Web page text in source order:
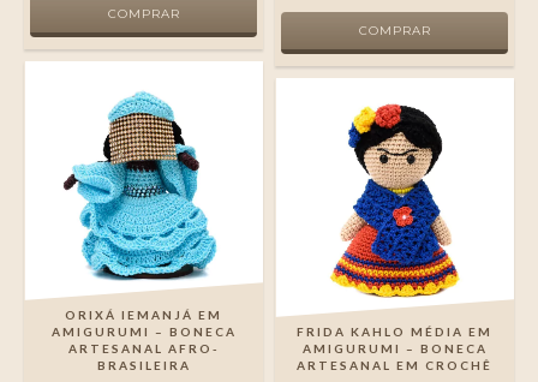
ORIXÁ IEMANJÁ EM
AMIGURUMI – BONECA
ARTESANAL AFRO-
BRASILEIRA
FRIDA KAHLO MÉDIA EM
AMIGURUMI – BONECA
ARTESANAL EM CROCHÊ